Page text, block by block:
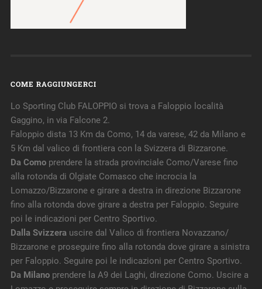
COME RAGGIUNGERCI
Lo Sporting Club FALOPPIO si trova a Faloppio località
Gaggino, in via Falcone 2.
Faloppio dista 13 Km da Como, 14 da varese, 42 da Milano e
5 Km dal valico di frontiera con la Svizzera di Bizzarone.
Da Comoprendere la strada provinciale Como/Varese fino
alla rotonda di Olgiate Comasco che incrocia la
Lomazzo/Bizzarone e girare a destra in direzione Bizzarone
fino alla rotonda dove girare a destra per Faloppio. Seguire
poi le indicazioni per Centro Sportivo.
Dalla Svizzerauscire dal Valico di frontiera Novazzano/
Bizzarone e proseguire fino alla rotonda dove girare a sinistra
per Faloppio. Seguire poi le indicazioni per Centro Sportivo.
Da Milanoprendere la A9 dei Laghi, direzione Como. Uscire a